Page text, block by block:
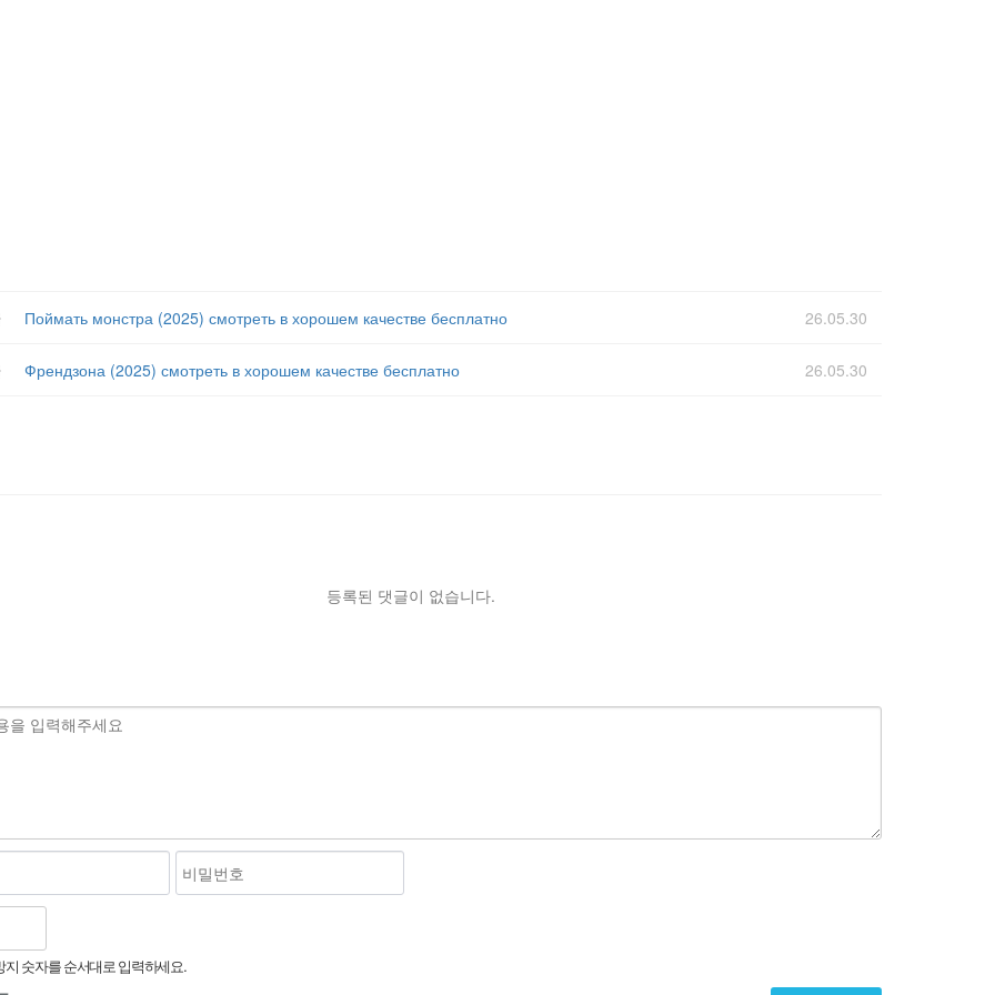
Поймать монстра (2025) смотреть в хорошем качестве бесплатно 26.05.30
Френдзона (2025) смотреть в хорошем качестве бесплатно 26.05.30
등록된 댓글이 없습니다.
지 숫자를 순서대로 입력하세요.